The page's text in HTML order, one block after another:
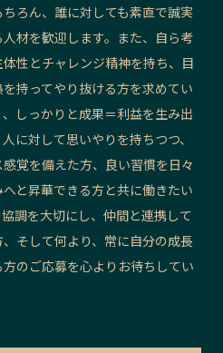
ろん、誰に対しても素直で誠実
材を歓迎します。また、自ら考
性とチャレンジ精神を持ち、目
持ってやり抜ける方を求めてい
しっかりと成果＝利益を生み出
に対して思いやりを持ちつつ、
覚を備えた方、良い習慣を日々
と昇華できる方と共に働きたい
調を大切にし、仲間と連携して
そして何より、常に自分の成長
のご応募を心よりお待ちしてい